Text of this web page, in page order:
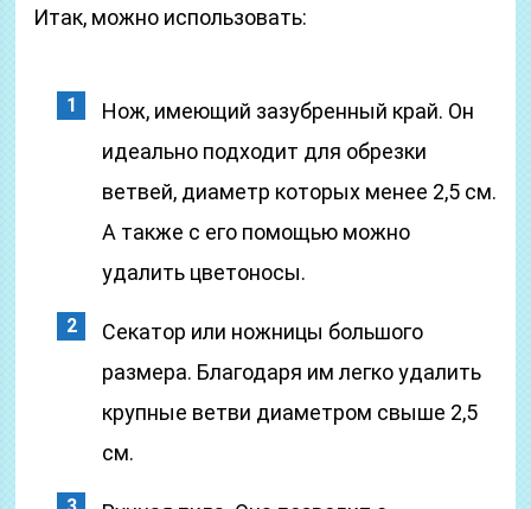
Итак, можно использовать:
Нож, имеющий зазубренный край. Он
идеально подходит для обрезки
ветвей, диаметр которых менее 2,5 см.
А также с его помощью можно
удалить цветоносы.
Секатор или ножницы большого
размера. Благодаря им легко удалить
крупные ветви диаметром свыше 2,5
см.